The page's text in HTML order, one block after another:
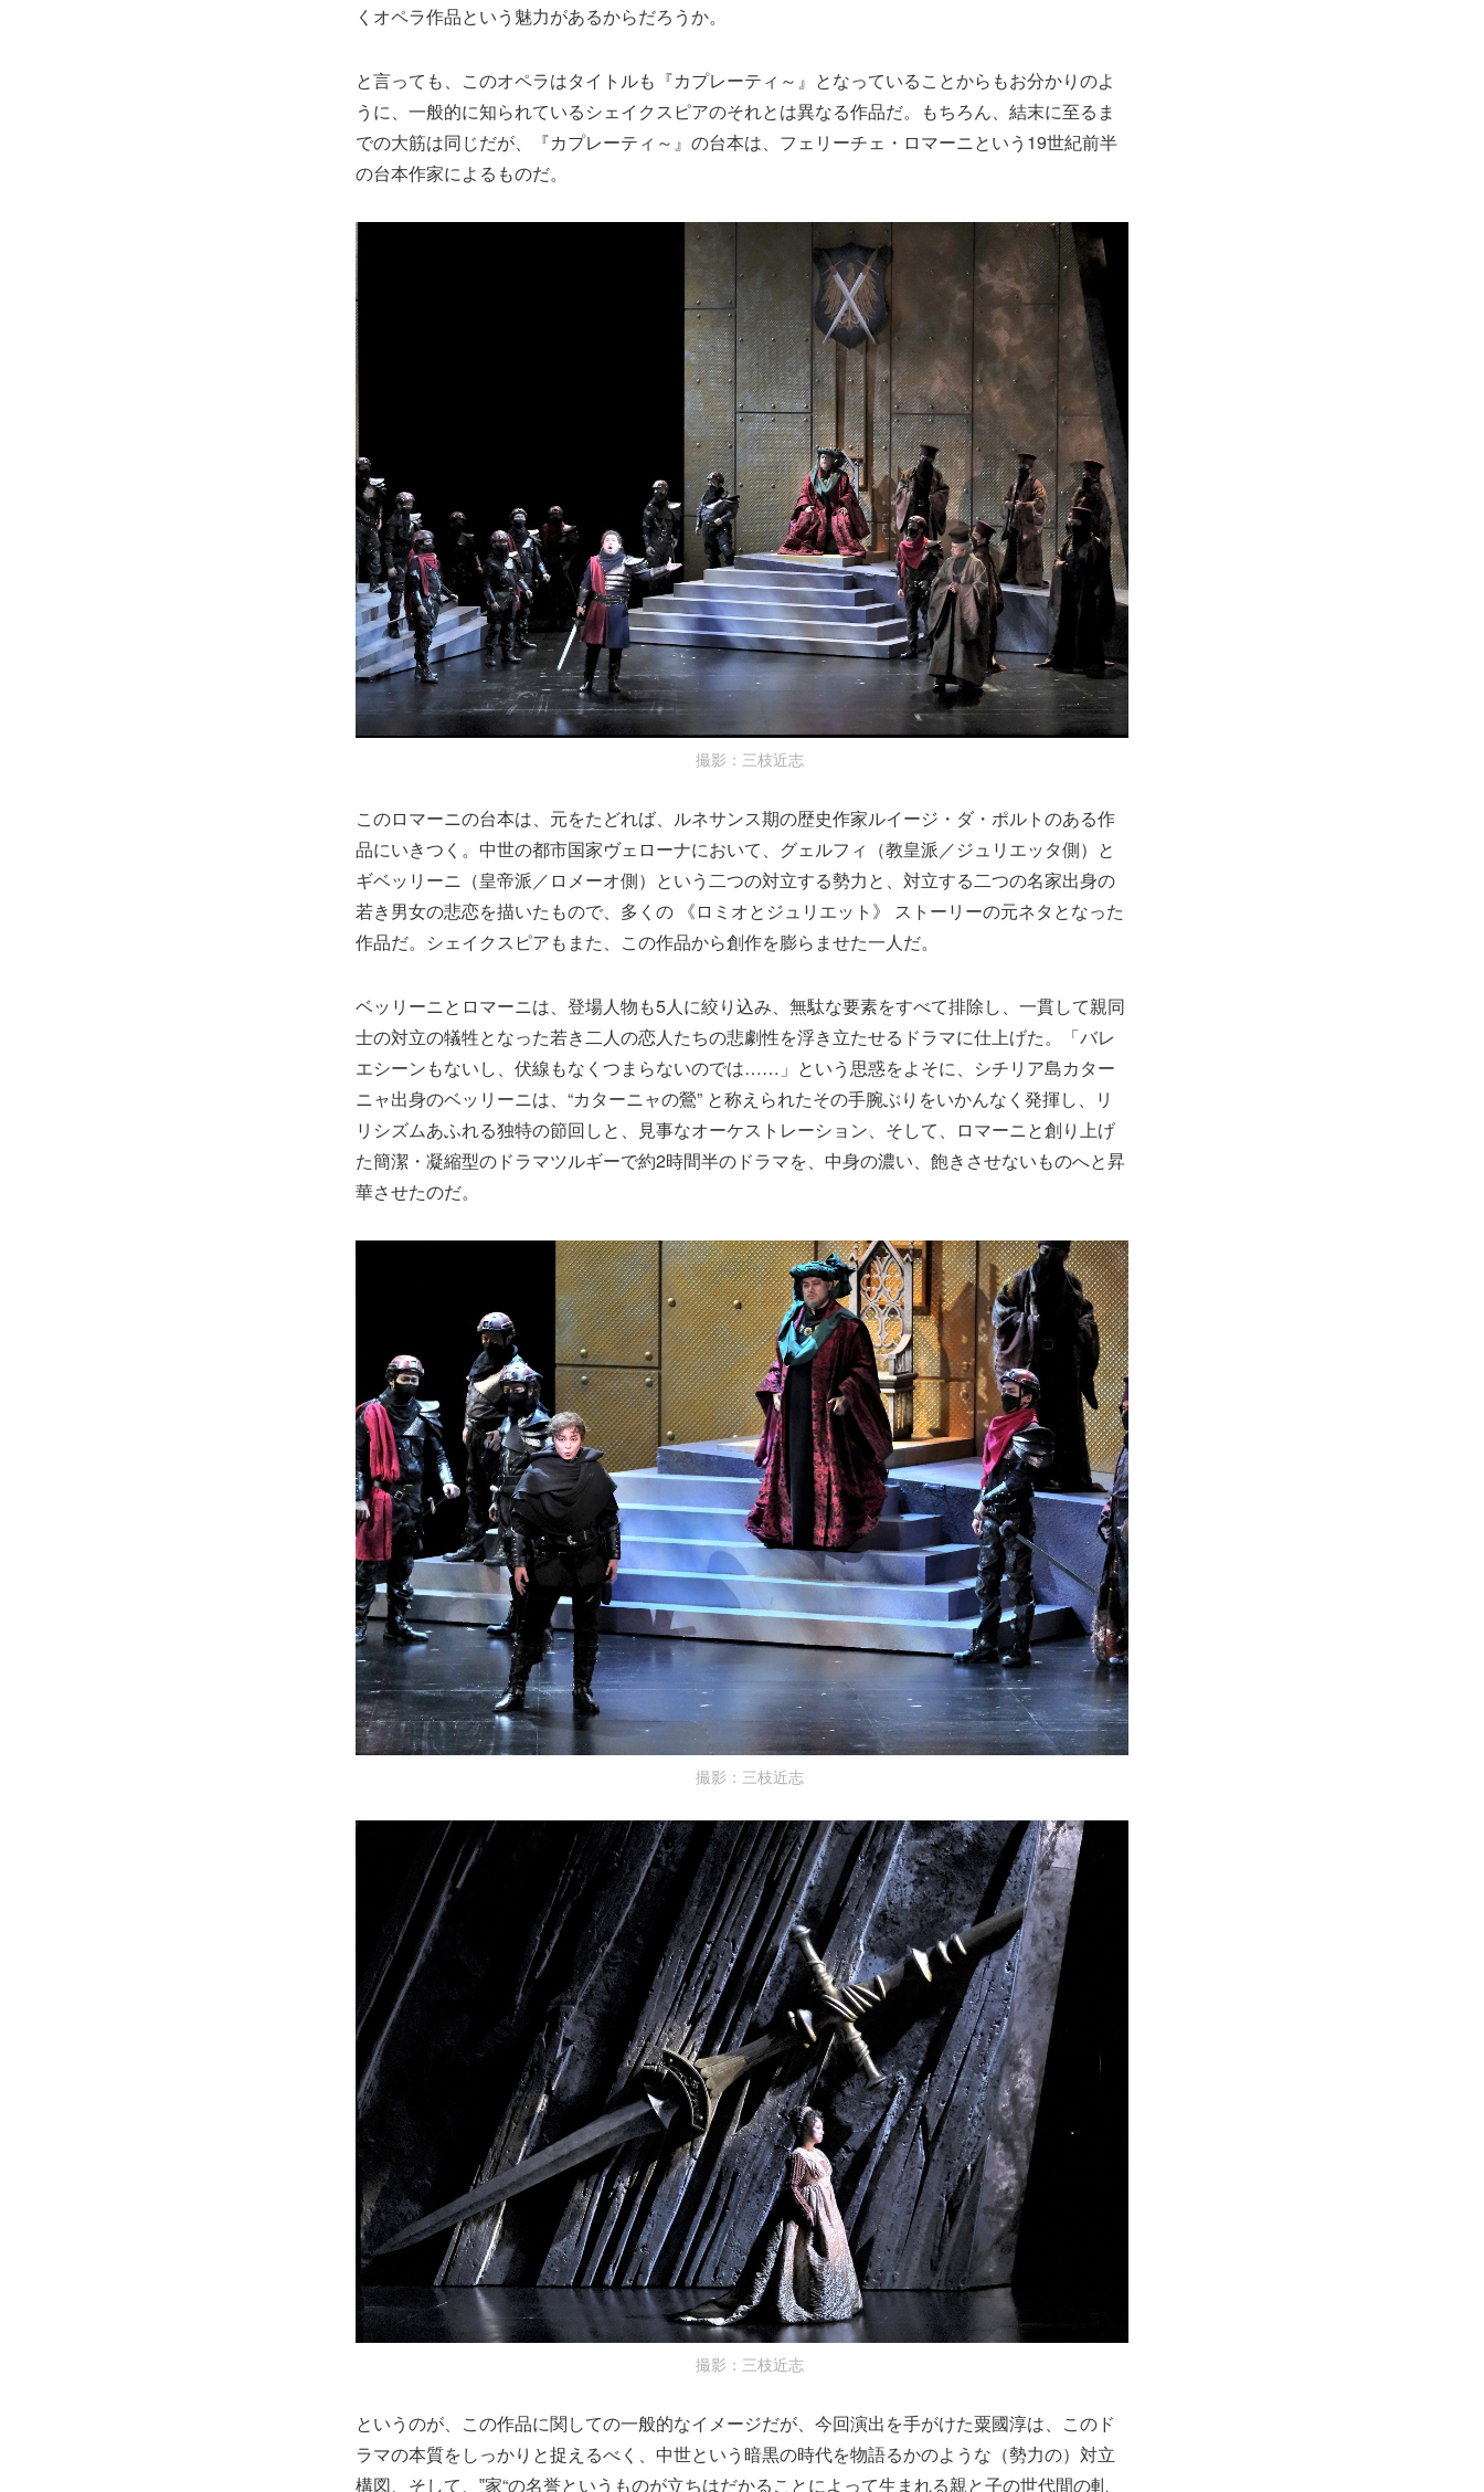
くオペラ作品という魅力があるからだろうか。
と言っても、このオペラはタイトルも『カプレーティ～』となっていることからもお分かりのよ
うに、一般的に知られているシェイクスピアのそれとは異なる作品だ。もちろん、結末に至るま
での大筋は同じだが、『カプレーティ～』の台本は、フェリーチェ・ロマーニという19世紀前半
の台本作家によるものだ。
撮影：三枝近志
このロマーニの台本は、元をたどれば、ルネサンス期の歴史作家ルイージ・ダ・ポルトのある作
品にいきつく。中世の都市国家ヴェローナにおいて、グェルフィ（教皇派／ジュリエッタ側）と
ギベッリーニ（皇帝派／ロメーオ側）という二つの対立する勢力と、対立する二つの名家出身の
若き男女の悲恋を描いたもので、多くの 《ロミオとジュリエット》 ストーリーの元ネタとなった
作品だ。シェイクスピアもまた、この作品から創作を膨らませた一人だ。
ベッリーニとロマーニは、登場人物も5人に絞り込み、無駄な要素をすべて排除し、一貫して親同
士の対立の犠牲となった若き二人の恋人たちの悲劇性を浮き立たせるドラマに仕上げた。「バレ
エシーンもないし、伏線もなくつまらないのでは……」という思惑をよそに、シチリア島カター
ニャ出身のベッリーニは、“カターニャの鶯” と称えられたその手腕ぶりをいかんなく発揮し、リ
リシズムあふれる独特の節回しと、見事なオーケストレーション、そして、ロマーニと創り上げ
た簡潔・凝縮型のドラマツルギーで約2時間半のドラマを、中身の濃い、飽きさせないものへと昇
華させたのだ。
撮影：三枝近志
撮影：三枝近志
というのが、この作品に関しての一般的なイメージだが、今回演出を手がけた粟國淳は、このド
ラマの本質をしっかりと捉えるべく、中世という暗黒の時代を物語るかのような（勢力の）対立
構図、そして、‟家“の名誉というものが立ちはだかることによって生まれる親と子の世代間の軋